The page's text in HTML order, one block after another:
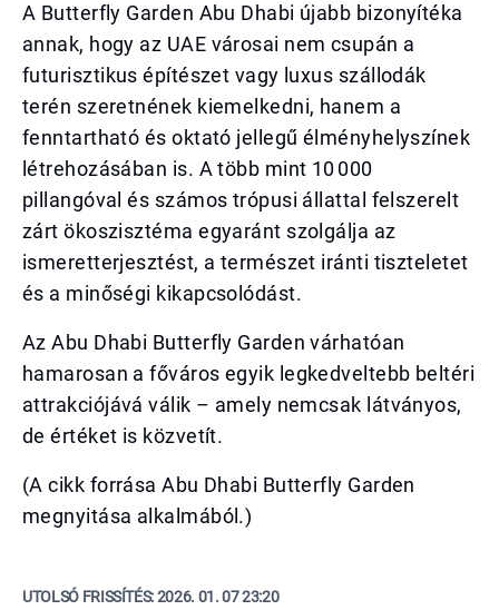
A Butterfly Garden Abu Dhabi újabb bizonyítéka
annak, hogy az UAE városai nem csupán a
futurisztikus építészet vagy luxus szállodák
terén szeretnének kiemelkedni, hanem a
fenntartható és oktató jellegű élményhelyszínek
létrehozásában is. A több mint 10 000
pillangóval és számos trópusi állattal felszerelt
zárt ökoszisztéma egyaránt szolgálja az
ismeretterjesztést, a természet iránti tiszteletet
és a minőségi kikapcsolódást.
Az Abu Dhabi Butterfly Garden várhatóan
hamarosan a főváros egyik legkedveltebb beltéri
attrakciójává válik – amely nemcsak látványos,
de értéket is közvetít.
(A cikk forrása Abu Dhabi Butterfly Garden
megnyitása alkalmából.)
UTOLSÓ FRISSÍTÉS:2026. 01. 07 23:20